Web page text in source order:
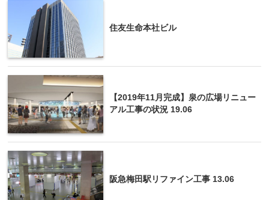
住友生命本社ビル
【2019年11月完成】泉の広場リニュー
アル工事の状況 19.06
阪急梅田駅リファイン工事 13.06